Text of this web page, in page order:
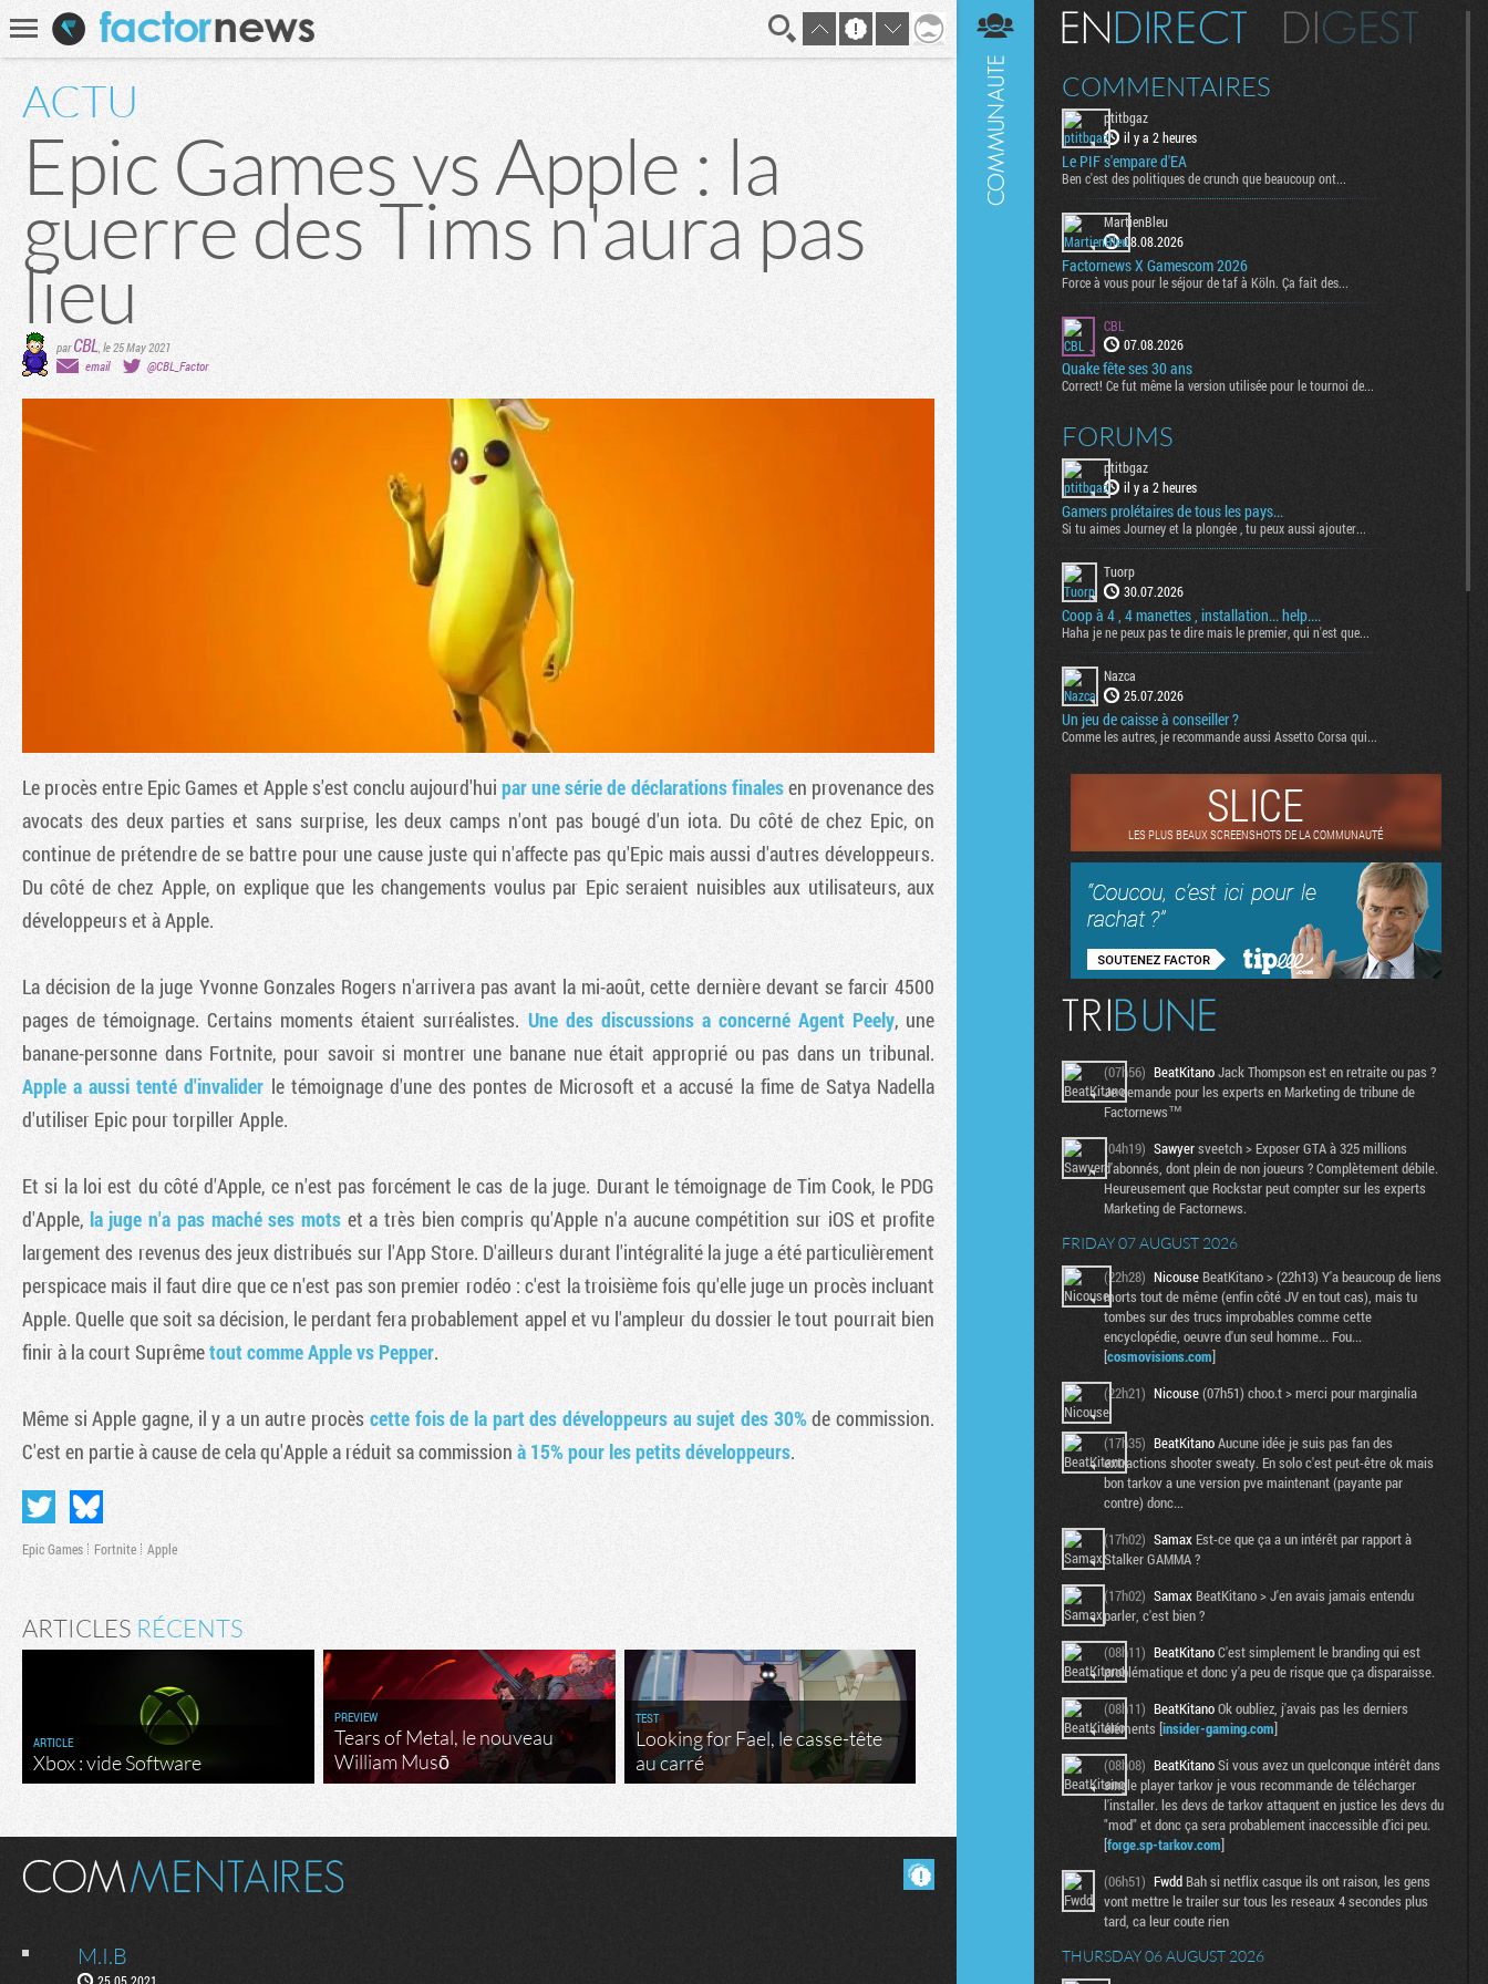
Recherche
ACTU
Epic Games vs Apple : la
guerre des Tims n'aura pas
lieu
parCBL le 25 May 2021
email
@CBL_Factor
Le procès entre Epic Games et Apple s'est conclu aujourd'huipar une série de déclarations finalesen provenance des
avocats des deux parties et sans surprise, les deux camps n'ont pas bougé d'un iota. Du côté de chez Epic, on
continue de prétendre de se battre pour une cause juste qui n'affecte pas qu'Epic mais aussi d'autres développeurs.
Du côté de chez Apple, on explique que les changements voulus par Epic seraient nuisibles aux utilisateurs, aux
développeurs et à Apple.
La décision de la juge Yvonne Gonzales Rogers n'arrivera pas avant la mi-août, cette dernière devant se farcir 4500
pages de témoignage. Certains moments étaient surréalistes. Une des discussions a concerné Agent Peely, une
banane-personne dans Fortnite, pour savoir si montrer une banane nue était approprié ou pas dans un tribunal.
Apple a aussi tenté d'invalider le témoignage d'une des pontes de Microsoft et a accusé la fime de Satya Nadella
d'utiliser Epic pour torpiller Apple.
Et si la loi est du côté d'Apple, ce n'est pas forcément le cas de la juge. Durant le témoignage de Tim Cook, le PDG
d'Apple, la juge n'a pas maché ses motset a très bien compris qu'Apple n'a aucune compétition sur iOS et profite
largement des revenus des jeux distribués sur l'App Store. D'ailleurs durant l'intégralité la juge a été particulièrement
perspicace mais il faut dire que ce n'est pas son premier rodéo : c'est la troisième fois qu'elle juge un procès incluant
Apple. Quelle que soit sa décision, le perdant fera probablement appel et vu l'ampleur du dossier le tout pourrait bien
finir à la court Suprêmetout comme Apple vs Pepper.
Même si Apple gagne, il y a un autre procès cette fois de la part des développeurs au sujet des 30%de commission.
C'est en partie à cause de cela qu'Apple a réduit sa commission à 15% pour les petits développeurs.
Epic Games Fortnite Apple
ARTICLES RÉCENTS
ARTICLE
Xbox : vide Software
PREVIEW
Tears of Metal, le nouveau
William Musō
TEST
Looking for Fael, le casse-tête
au carré
M.I.B
En direct Digest
COMMENTAIRES
ptitbgaz
il y a 2 heures
Le PIF s'empare d'EA
Ben c'est des politiques de crunch que beaucoup ont...
MartienBleu
08.08.2026
Factornews X Gamescom 2026
Force à vous pour le séjour de taf à Köln. Ça fait des...
CBL
07.08.2026
Quake fête ses 30 ans
Correct! Ce fut même la version utilisée pour le tournoi de...
FORUMS
ptitbgaz
il y a 2 heures
Gamers prolétaires de tous les pays...
Si tu aimes Journey et la plongée , tu peux aussi ajouter...
Tuorp
30.07.2026
Coop à 4 , 4 manettes , installation... help....
Haha je ne peux pas te dire mais le premier, qui n'est que...
Nazca
25.07.2026
Un jeu de caisse à conseiller ?
Comme les autres, je recommande aussi Assetto Corsa qui...
SLICE
LES PLUS BEAUX SCREENSHOTS DE LA COMMUNAUTÉ
(07h56) BeatKitanoJack Thompson est en retraite ou pas ?
Je demande pour les experts en Marketing de tribune de
Factornews™
(04h19) Sawyersveetch > Exposer GTA à 325 millions
d'abonnés, dont plein de non joueurs ? Complètement débile.
Heureusement que Rockstar peut compter sur les experts
Marketing de Factornews.
FRIDAY 07 AUGUST 2026
(22h28) Nicouse BeatKitano > (22h13) Y'a beaucoup de liens
morts tout de même (enfin côté JV en tout cas), mais tu
tombes sur des trucs improbables comme cette
encyclopédie, oeuvre d'un seul homme... Fou...
[cosmovisions.com]
(22h21) Nicouse(07h51) choo.t > merci pour marginalia
(17h35) BeatKitanoAucune idée je suis pas fan des
extractions shooter sweaty. En solo c'est peut-être ok mais
bon tarkov a une version pve maintenant (payante par
contre) donc...
(17h02) Samax Est-ce que ça a un intérêt par rapport à
Stalker GAMMA ?
(17h02) Samax BeatKitano > J'en avais jamais entendu
parler, c'est bien ?
(08h11) BeatKitanoC'est simplement le branding qui est
problématique et donc y'a peu de risque que ça disparaisse.
(08h11) BeatKitanoOk oubliez, j'avais pas les derniers
éléments [insider-gaming.com]
(08h08) BeatKitanoSi vous avez un quelconque intérêt dans
single player tarkov je vous recommande de télécharger
l'installer. les devs de tarkov attaquent en justice les devs du
"mod" et donc ça sera probablement inaccessible d'ici peu.
[forge.sp-tarkov.com]
(06h51) Fwdd Bah si netflix casque ils ont raison, les gens
vont mettre le trailer sur tous les reseaux 4 secondes plus
tard, ca leur coute rien
THURSDAY 06 AUGUST 2026